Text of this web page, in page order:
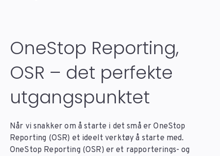
OneStop Reporting,
OSR – det perfekte
utgangspunktet
Når vi snakker om å starte i det små er OneStop
Reporting (OSR) et ideelt verktøy å starte med.
OneStop Reporting (OSR) er et rapporterings- og